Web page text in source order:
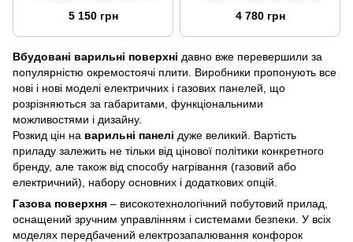
5 150 грн 4 780 грн
Вбудовані варильні поверхні давно вже перевершили за
популярністю окремостоячі плити. Виробники пропонують все
нові і нові моделі електричних і газових панелей, що
розрізняються за габаритами, функціональними
можливостями і дизайну.
Розкид цін на варильні панелі дуже великий. Вартість
приладу залежить не тільки від цінової політики конкретного
бренду, але також від способу нагрівання (газовий або
електричний), набору основних і додаткових опцій.
Газова поверхня – високотехнологічний побутовий прилад,
оснащений зручним управлінням і системами безпеки. У всіх
моделях передбачений електрозапалювання конфорок